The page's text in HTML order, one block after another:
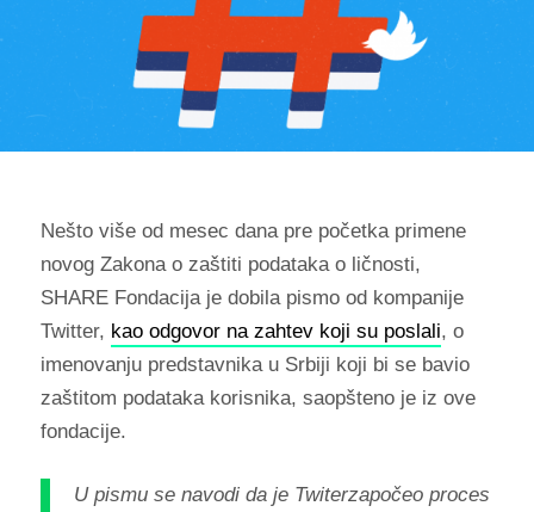
Nešto više od mesec dana pre početka primene
novog Zakona o zaštiti podataka o ličnosti,
SHARE Fondacija je dobila pismo od kompanije
Twitter, kao odgovor na zahtev koji su poslali, o
imenovanju predstavnika u Srbiji koji bi se bavio
zaštitom podataka korisnika, saopšteno je iz ove
fondacije.
U pismu se navodi da je Twiterzapočeo proces